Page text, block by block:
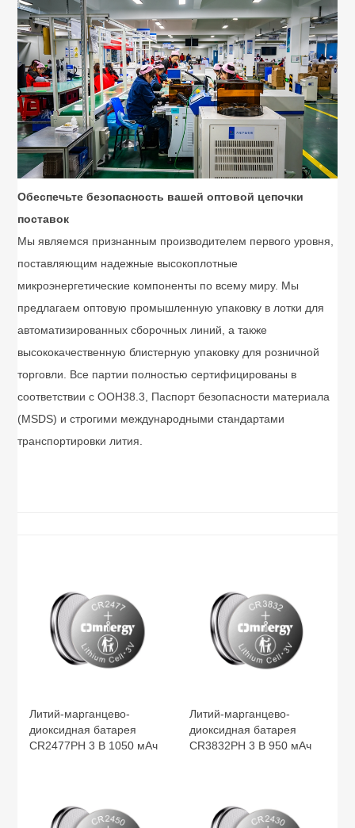
Обеспечьте безопасность вашей оптовой цепочки
поставок
Мы являемся признанным производителем первого уровня,
поставляющим надежные высокоплотные
микроэнергетические компоненты по всему миру. Мы
предлагаем оптовую промышленную упаковку в лотки для
автоматизированных сборочных линий, а также
высококачественную блистерную упаковку для розничной
торговли. Все партии полностью сертифицированы в
соответствии с ООН38.3, Паспорт безопасности материала
(MSDS) и строгими международными стандартами
транспортировки лития.
Литий-марганцево-
диоксидная батарея
CR2477PH 3 В 1050 мАч
Литий-марганцево-
диоксидная батарея
CR3832PH 3 В 950 мАч